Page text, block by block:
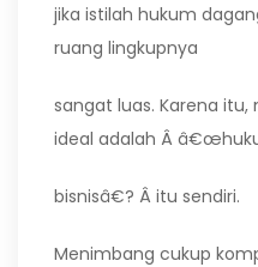
jika istilah hukum
ruang lingkupnya
sangat luas. Karena
ideal adalah Â
bisnisâ€? Â itu sendiri.
Menimbang cukup